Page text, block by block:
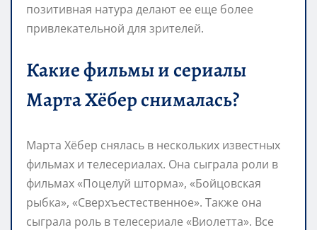
позитивная натура делают ее еще более
привлекательной для зрителей.
Какие фильмы и сериалы
Марта Хёбер снималась?
Марта Хёбер снялась в нескольких известных
фильмах и телесериалах. Она сыграла роли в
фильмах «Поцелуй шторма», «Бойцовская
рыбка», «Сверхъестественное». Также она
сыграла роль в телесериале «Виолетта». Все